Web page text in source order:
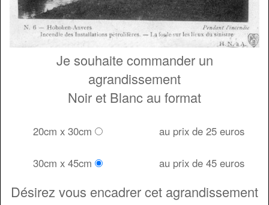
Je souhaite commander un
agrandissement
Noir et Blanc au format
20cm x 30cm au prix de 25 euros
30cm x 45cm au prix de 45 euros
Désirez vous encadrer cet agrandissement